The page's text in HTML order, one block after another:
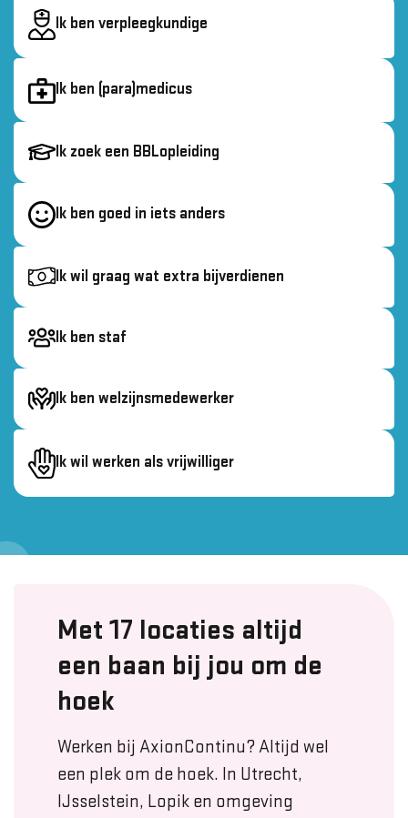
Ik ben verpleegkundige
Ik ben (para)medicus
Ik zoek een BBL­opleiding
Ik ben goed in iets anders
Ik wil graag wat extra bijverdienen
Ik ben staf
Ik ben welzijns­medewerker
Ik wil werken als vrijwilliger
Met 17 locaties altijd
een baan bij jou om de
hoek
Werken bij AxionContinu? Altijd wel
een plek om de hoek. In Utrecht,
IJsselstein, Lopik en omgeving